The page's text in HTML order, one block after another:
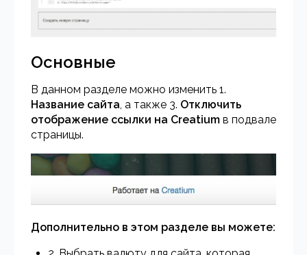
Основные
В данном разделе можно изменить 1.
Название сайта, а также 3. Отключить
отображение ссылки на Creatium в подвале
страницы.
Дополнительно в этом разделе вы можете: